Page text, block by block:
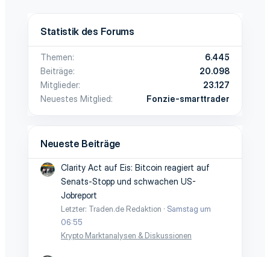
Statistik des Forums
Themen
6.445
Beiträge
20.098
Mitglieder
23.127
Neuestes Mitglied
Fonzie-smarttrader
Neueste Beiträge
Clarity Act auf Eis: Bitcoin reagiert auf
Senats-Stopp und schwachen US-
Jobreport
Letzter: Traden.de Redaktion
Samstag um
06:55
Krypto Marktanalysen & Diskussionen